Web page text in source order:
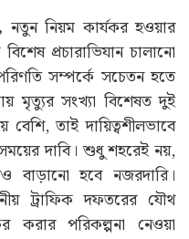
নতুন নিয়ম কার্যকর হওয়ার
প্রচারাভিযান চালানো
সম্পর্কে সচেতন হতে
মৃত্যুর সংখ্যা বিশেষত দুই
বেশি, তাই দায়িত্বশীলভাবে
দাবি। শুধু শহরেই নয়,
বাড়ানো হবে নজরদারি।
ট্রাফিক দফতরের যৌথ
করার পরিকল্পনা নেওয়া